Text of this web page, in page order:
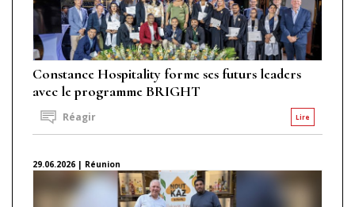
Constance Hospitality forme ses futurs leaders
avec le programme BRIGHT
Lire
Réagir
29.06.2026 | Réunion